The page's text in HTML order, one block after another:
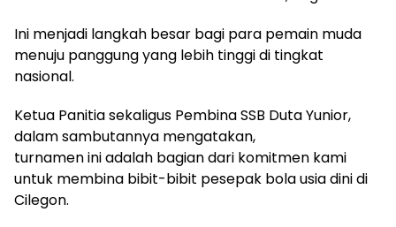
Ini menjadi langkah besar bagi para pemain muda
menuju panggung yang lebih tinggi di tingkat
nasional.
Ketua Panitia sekaligus Pembina SSB Duta Yunior,
dalam sambutannya mengatakan,
turnamen ini adalah bagian dari komitmen kami
untuk membina bibit-bibit pesepak bola usia dini di
Cilegon.